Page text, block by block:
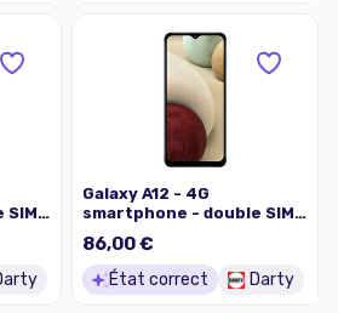
SIM -
-
Galaxy A12 - 4G
smartphone - double SIM -
RAM 4 Go / Mémoire
interne 64 Go - microSD
slot - Ecran LCD - 6.5" -
1600 x 720 pixels - 4x
86,00 €
État correct Darty